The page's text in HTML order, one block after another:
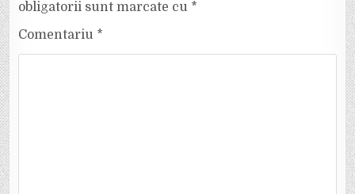
obligatorii sunt marcate cu *
Comentariu *